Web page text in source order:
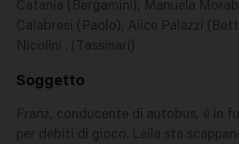
Catania (Bergamini), Manuela
Calabresi (Paolo), Alice Palazzi
Nicolini . (Tassinari)
Soggetto
Franz, conducente di autobus, é in
per debiti di gioco. Leila sta